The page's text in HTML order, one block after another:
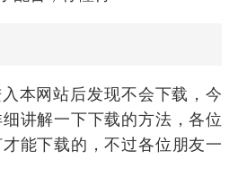
本网站后发现不会下载，今
讲解一下下载的方法，各位
能下载的，不过各位朋友一